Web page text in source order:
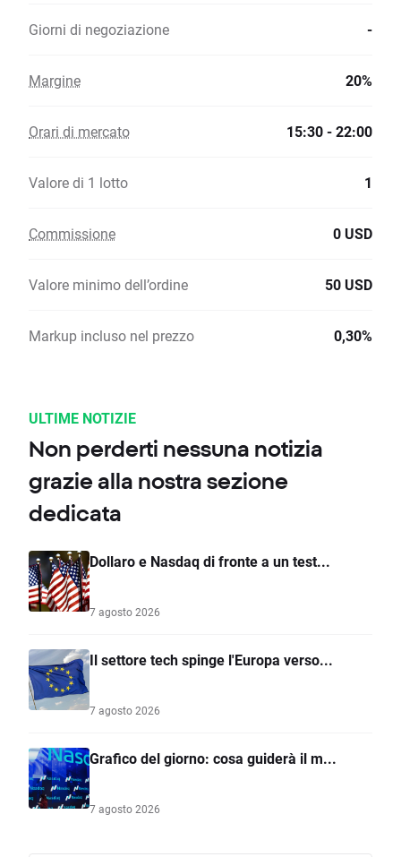
Giorni di negoziazione -
Margine 20%
Orari di mercato 15:30 - 22:00
Valore di 1 lotto 1
Commissione 0 USD
Valore minimo dell’ordine 50 USD
Markup incluso nel prezzo 0,30%
ULTIME NOTIZIE
Non perderti nessuna notizia
grazie alla nostra sezione
dedicata
Dollaro e Nasdaq di fronte a un test...
7 agosto 2026
Il settore tech spinge l'Europa verso...
7 agosto 2026
Grafico del giorno: cosa guiderà il m...
7 agosto 2026